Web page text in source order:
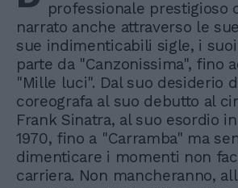
professionale prestigioso
narrato anche attraverso le
sue indimenticabili sigle, i suoi
parte da "Canzonissima", fino
"Mille luci". Dal suo desiderio
coreografa al suo debutto al
Frank Sinatra, al suo esordio
1970, fino a "Carramba" ma
dimenticare i momenti non
carriera. Non mancheranno,